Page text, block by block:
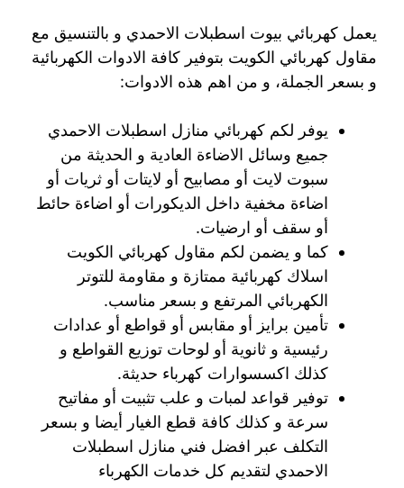
يعمل كهربائي بيوت اسطبلات الاحمدي و بالتنسيق مع
مقاول كهربائي الكويت بتوفير كافة الادوات الكهربائية
و بسعر الجملة، و من اهم هذه الادوات:
يوفر لكم كهربائي منازل اسطبلات الاحمدي
جميع وسائل الاضاءة العادية و الحديثة من
سبوت لايت أو مصابيح أو لايتات أو ثريات أو
اضاءة مخفية داخل الديكورات أو اضاءة حائط
أو سقف أو ارضيات.
كما و يضمن لكم مقاول كهربائي الكويت
اسلاك كهربائية ممتازة و مقاومة للتوتر
الكهربائي المرتفع و بسعر مناسب.
تأمين برايز أو مقابس أو قواطع أو عدادات
رئيسية و ثانوية أو لوحات توزيع القواطع و
كذلك اكسسوارات كهرباء حديثة.
توفير قواعد لمبات و علب تثبيت أو مفاتيح
سرعة و كذلك كافة قطع الغيار أيضا و بسعر
التكلف عبر افضل فني منازل اسطبلات
الاحمدي لتقديم كل خدمات الكهرباء